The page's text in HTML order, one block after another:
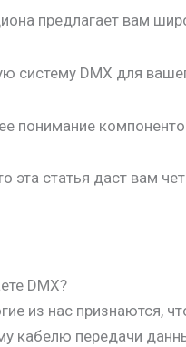
предлагает вам
систему DMX для
понимание
эта статья даст вам
DMX?
из нас признаются,
кабелю передачи